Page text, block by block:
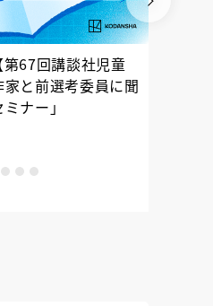
67回講談社児童
と前選考委員に聞
ナー」